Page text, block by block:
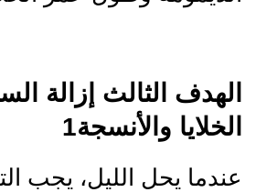
الهدف الثالث إزالة
الخلايا والأنسجة1
عندما يحل الليل، يجب